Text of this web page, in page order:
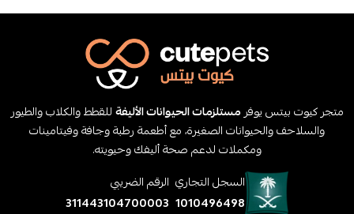
متجر كيوت بيتس يوفر مستلزمات الحيوانات الأليفةللقطط والكلاب والطيور
والسلاحف والحيوانات الصغيرة، مع أطعمة رطبة وجافة وفيتامينات
ومكملات لدعم صحة أليفك وحيويته.
السجل التجاري
1010496498
الرقم الضريبي
311443104700003